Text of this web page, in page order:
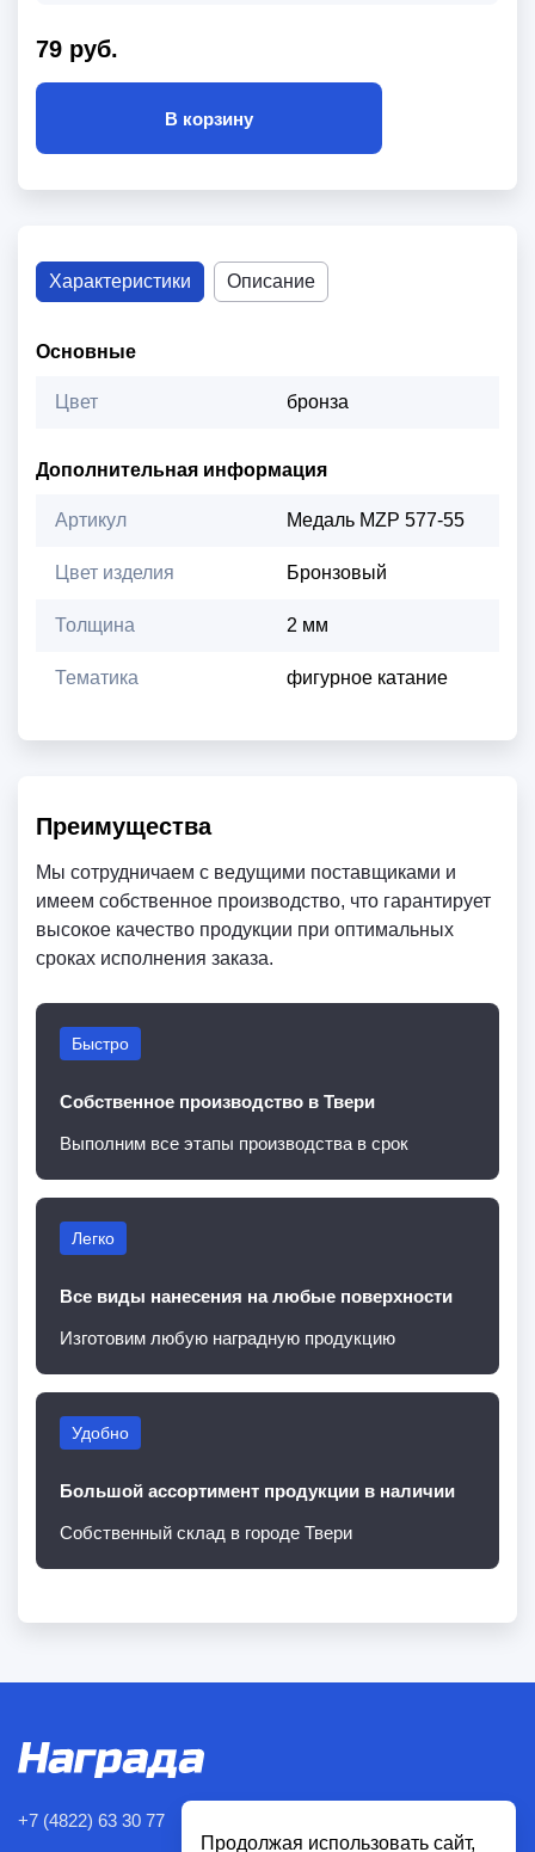
79 руб.
В корзину
Характеристики Описание
Основные
Цвет бронза
Дополнительная информация
Артикул Медаль MZP 577-55
Цвет изделия Бронзовый
Толщина 2 мм
Тематика фигурное катание
Преимущества
Мы сотрудничаем с ведущими поставщиками и
имеем собственное производство, что гарантирует
высокое качество продукции при оптимальных
сроках исполнения заказа.
Быстро
Собственное производство в Твери
Выполним все этапы производства в срок
Легко
Все виды нанесения на любые поверхности
Изготовим любую наградную продукцию
Удобно
Большой ассортимент продукции в наличии
Собственный склад в городе Твери
+7 (4822) 63 30 77
Продолжая использовать сайт,